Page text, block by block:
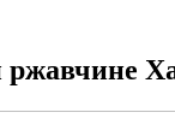
ржавчине